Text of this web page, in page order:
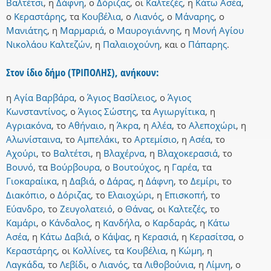
Βαλτέτσι, η Δάφνη, ο Δόριζας, οι Καλτεζές, η Κάτω Ασέα,
ο Κεραστάρης, τα Κουβέλια, ο Λιανός, ο Μάναρης, ο
Μανιάτης, η Μαρμαριά, ο Μαυρογιάννης, η Μονή Αγίου
Νικολάου Καλτεζών, η Παλαιοχούνη, και ο Πάπαρης.
Στον ίδιο δήμο (ΤΡΙΠΟΛΗΣ), ανήκουν:
η Αγία Βαρβάρα, ο Άγιος Βασίλειος, ο Άγιος
Κωνσταντίνος, ο Άγιος Σώστης, τα Αγιωργίτικα, η
Αγριακόνα, το Αθήναιο, η Άκρα, η Αλέα, το Αλεποχώρι, η
Αλωνίσταινα, το Αμπελάκι, το Αρτεμίσιο, η Ασέα, το
Αχούρι, το Βαλτέτσι, η Βλαχέρνα, η Βλαχοκερασιά, το
Βουνό, τα Βούρβουρα, ο Βουτούχος, η Γαρέα, τα
Γιοκαραίικα, η Δαβιά, ο Δάρας, η Δάφνη, το Δεμίρι, το
Διακόπιο, ο Δόριζας, το Ελαιοχώρι, η Επισκοπή, το
Εύανδρο, το Ζευγολατειό, ο Θάνας, οι Καλτεζές, το
Καμάρι, ο Κάνδαλος, η Κανδήλα, ο Καρδαράς, η Κάτω
Ασέα, η Κάτω Δαβιά, ο Κάψας, η Κερασιά, η Κερασίτσα, ο
Κεραστάρης, οι Κολλίνες, τα Κουβέλια, η Κώμη, η
Λαγκάδα, το Λεβίδι, ο Λιανός, τα Λιθοβούνια, η Λίμνη, ο